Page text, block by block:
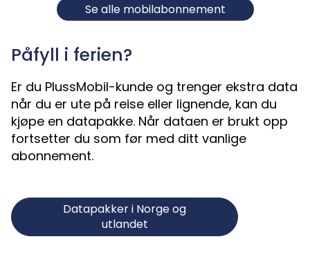
Se alle mobilabonnement
Påfyll i ferien?
Er du PlussMobil-kunde og trenger ekstra data
når du er ute på reise eller lignende, kan du
kjøpe en datapakke. Når dataen er brukt opp
fortsetter du som før med ditt vanlige
abonnement.
Datapakker i Norge og
utlandet